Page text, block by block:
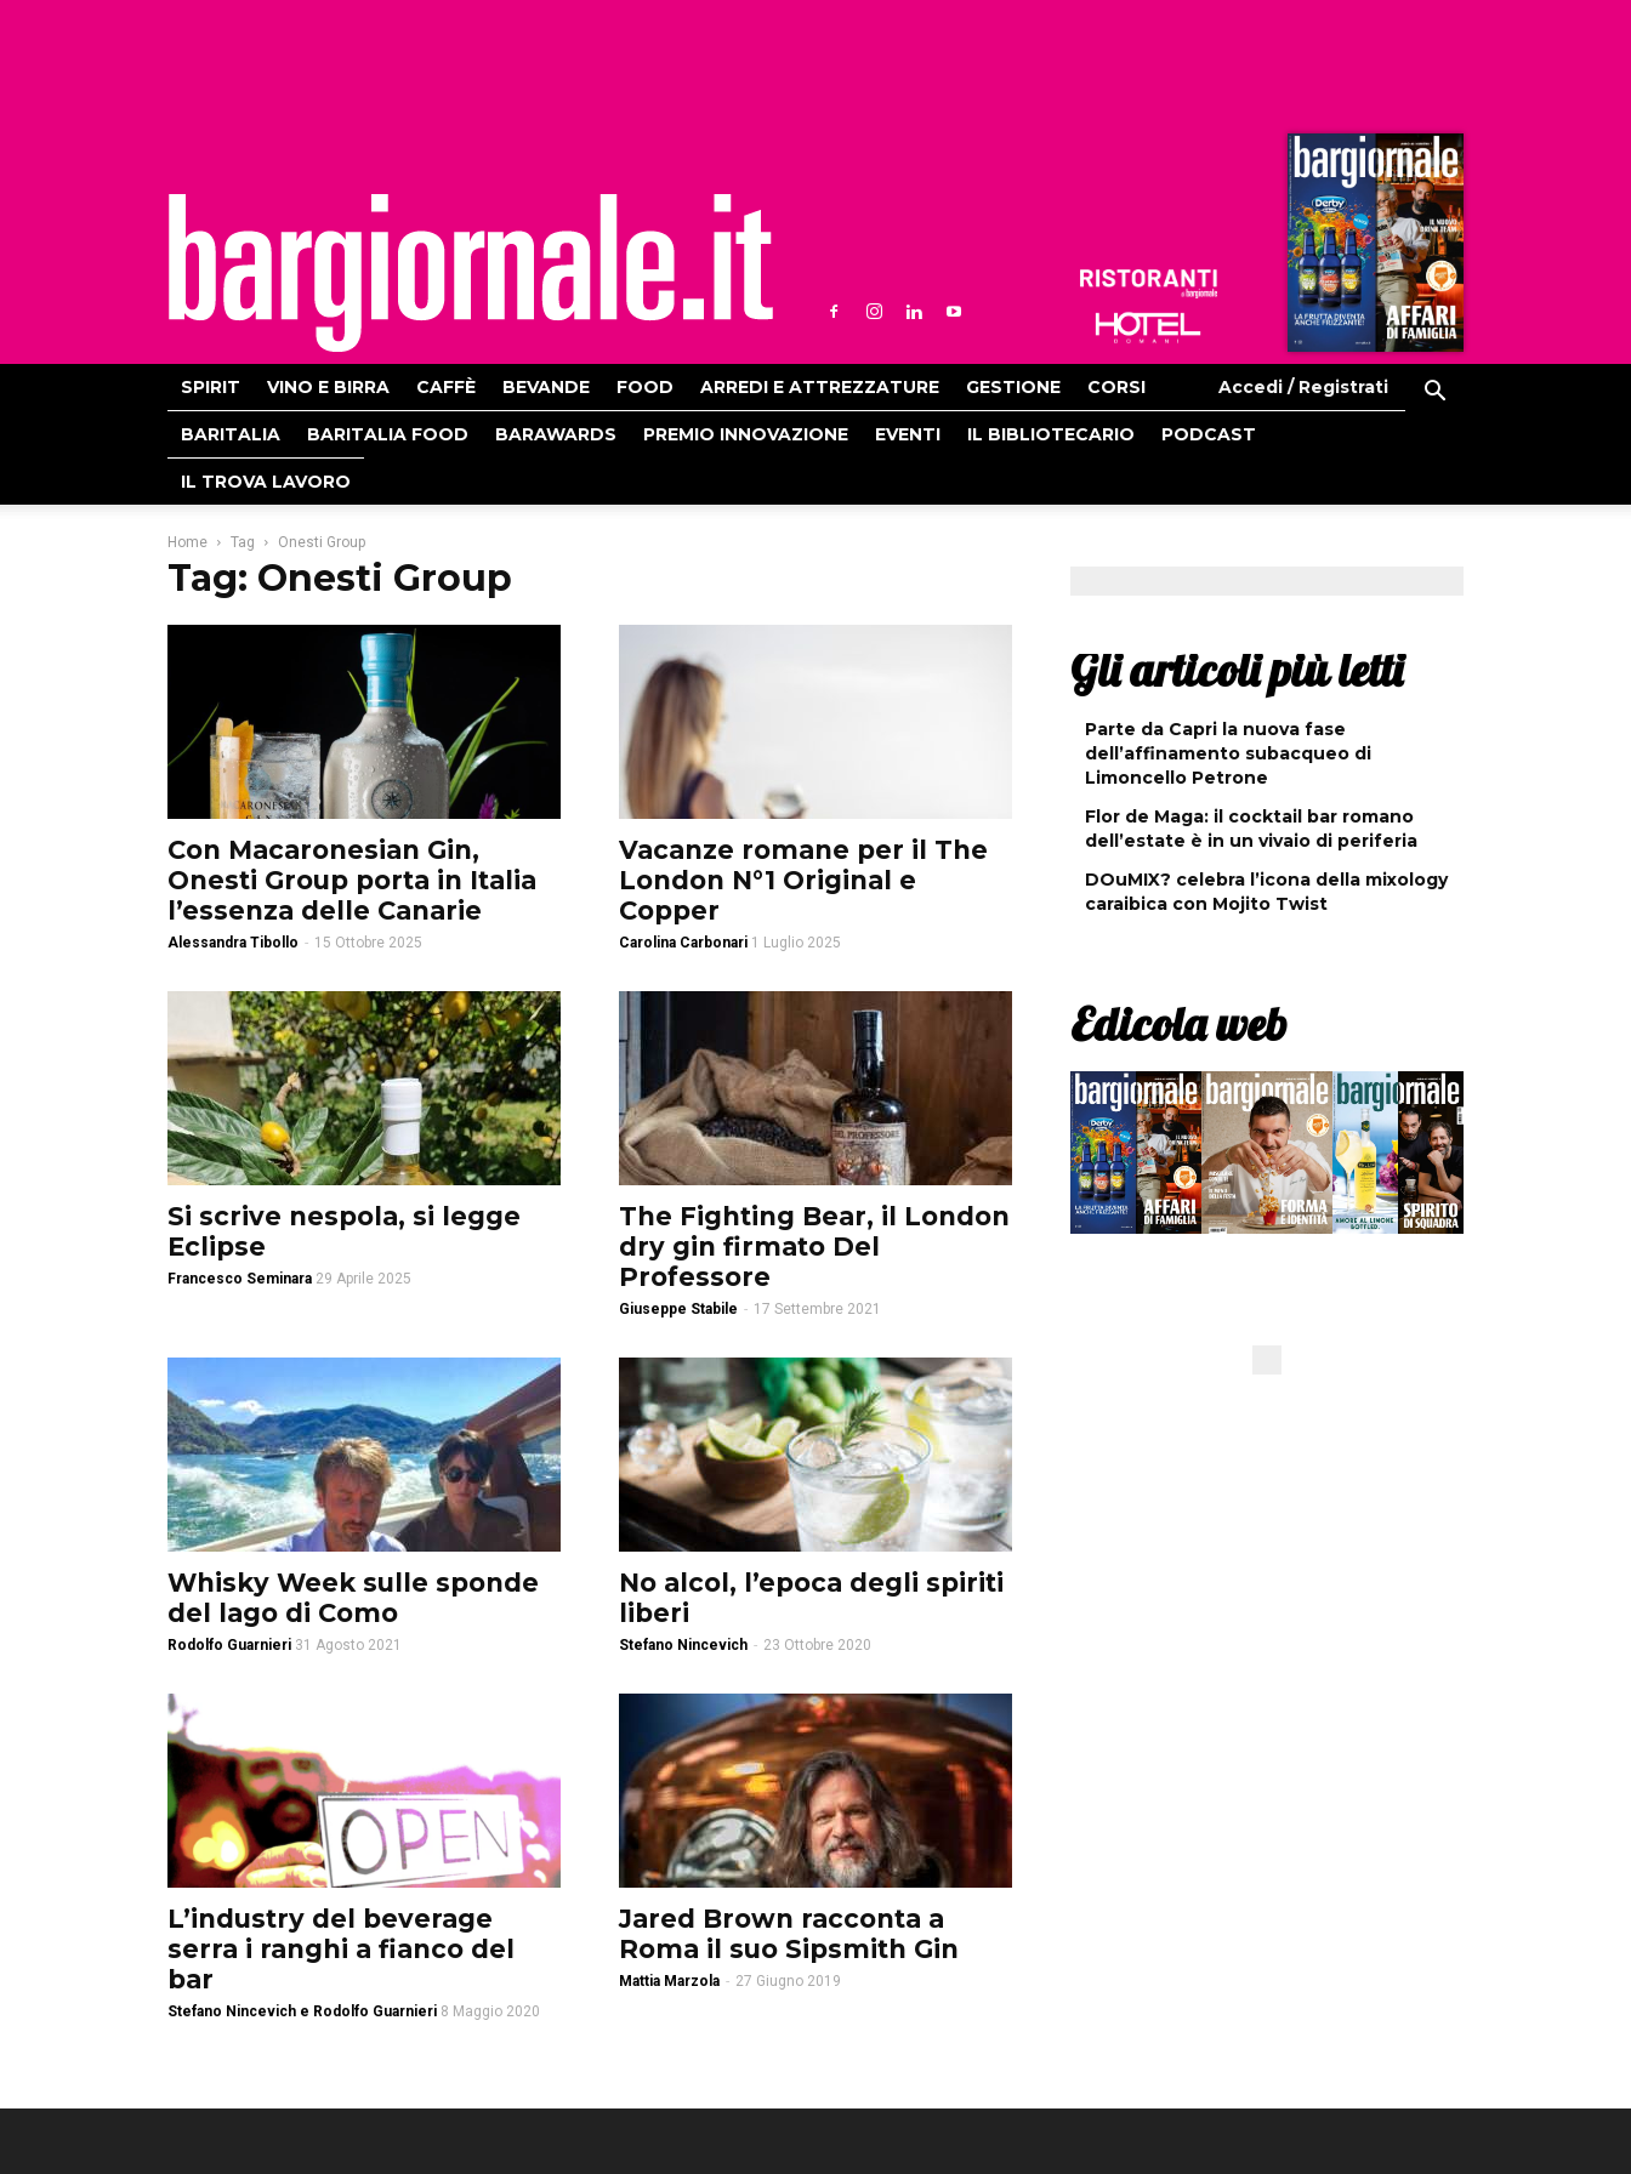
Ristoranti
Hoteldomani
SPIRIT VINO E BIRRA CAFFÈ BEVANDE FOOD ARREDI E ATTREZZATURE GESTIONE CORSI Accedi / Registrati
BARITALIA BARITALIA FOOD BARAWARDS PREMIO INNOVAZIONE EVENTI IL BIBLIOTECARIO PODCAST
IL TROVA LAVORO
Home Tag Onesti Group
Tag: Onesti Group
Con Macaronesian Gin,
Onesti Group porta in Italia
l’essenza delle Canarie
Alessandra Tibollo - 15 Ottobre 2025
Vacanze romane per il The
London N°1 Original e
Copper
Carolina Carbonari 1 Luglio 2025
Si scrive nespola, si legge
Eclipse
Francesco Seminara 29 Aprile 2025
The Fighting Bear, il London
dry gin firmato Del
Professore
Giuseppe Stabile - 17 Settembre 2021
Whisky Week sulle sponde
del lago di Como
Rodolfo Guarnieri 31 Agosto 2021
No alcol, l’epoca degli spiriti
liberi
Stefano Nincevich - 23 Ottobre 2020
L’industry del beverage
serra i ranghi a fianco del
bar
Stefano Nincevich e Rodolfo Guarnieri 8 Maggio 2020
Jared Brown racconta a
Roma il suo Sipsmith Gin
Mattia Marzola - 27 Giugno 2019
Gli articoli più letti
Parte da Capri la nuova fase
dell’affinamento subacqueo di
Limoncello Petrone
Flor de Maga: il cocktail bar romano
dell’estate è in un vivaio di periferia
DOuMIX? celebra l’icona della mixology
caraibica con Mojito Twist
Edicola web